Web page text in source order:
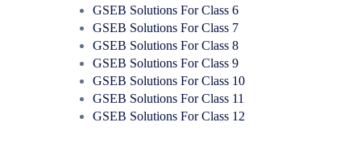
GSEB Solutions For Class 6
GSEB Solutions For Class 7
GSEB Solutions For Class 8
GSEB Solutions For Class 9
GSEB Solutions For Class 10
GSEB Solutions For Class 11
GSEB Solutions For Class 12